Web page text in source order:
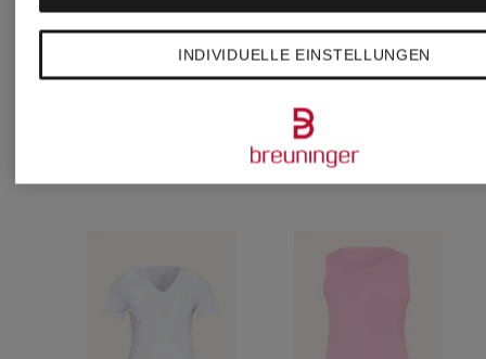
INDIVIDUELLE EINSTELLUNGEN